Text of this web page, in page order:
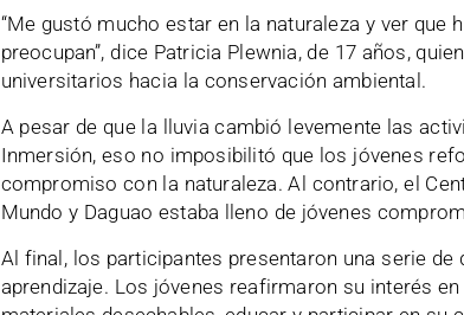
“Me gustó mucho estar en la naturaleza y ver que
preocupan”, dice Patricia Plewnia, de 17 años,
universitarios hacia la conservación ambiental.
A pesar de que la lluvia cambió levemente las
Inmersión, eso no imposibilitó que los jóvenes
compromiso con la naturaleza. Al contrario, el
Mundo y Daguao estaba lleno de jóvenes
Al final, los participantes presentaron una serie
aprendizaje. Los jóvenes reafirmaron su interés